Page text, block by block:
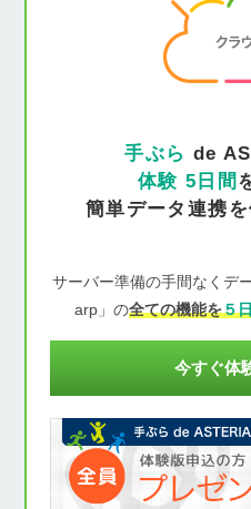
手ぶら de
体験 5日間
簡単データ連携
サーバー準備の手間なくデ
arp」の全ての機能を５
今すぐ体